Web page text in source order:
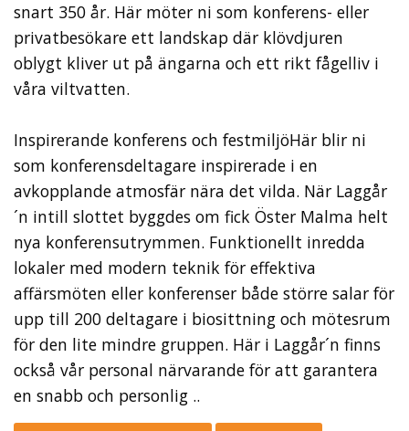
snart 350 år. Här möter ni som konferens- eller
privatbesökare ett landskap där klövdjuren
oblygt kliver ut på ängarna och ett rikt fågelliv i
våra viltvatten.
Inspirerande konferens och festmiljöHär blir ni
som konferensdeltagare inspirerade i en
avkopplande atmosfär nära det vilda. När Laggår
´n intill slottet byggdes om fick Öster Malma helt
nya konferensutrymmen. Funktionellt inredda
lokaler med modern teknik för effektiva
affärsmöten eller konferenser både större salar för
upp till 200 deltagare i biosittning och mötesrum
för den lite mindre gruppen. Här i Laggår´n finns
också vår personal närvarande för att garantera
en snabb och personlig ..